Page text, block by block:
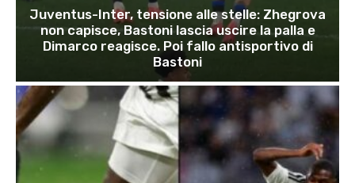
Juventus-Inter, tensione alle stelle: Zhegrova
non capisce, Bastoni lascia uscire la palla e
Dimarco reagisce. Poi fallo antisportivo di
Bastoni